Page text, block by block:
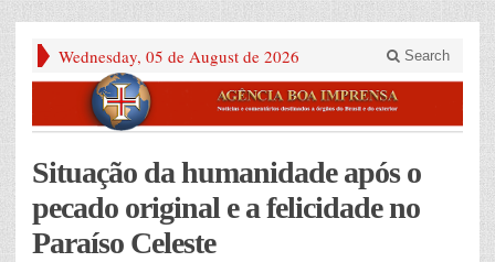
Wednesday, 05 de August de 2026 Search
Situação da humanidade após o
pecado original e a felicidade no
Paraíso Celeste